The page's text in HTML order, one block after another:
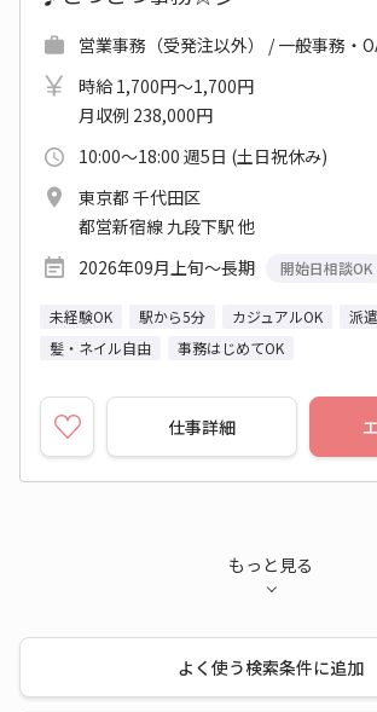
営業事務（受発注以外） / 一般事務・
時給 1,700円～1,700円
月収例 238,000円
10:00～18:00 週5日 (土日祝休み)
東京都 千代田区
都営新宿線 九段下駅 他
2026年09月上旬～長期
開始日相談OK
未経験OK 駅から5分 カジュアルOK
派
髪・ネイル自由
事務はじめてOK
仕事詳細
もっと見る
よく使う検索条件に追加